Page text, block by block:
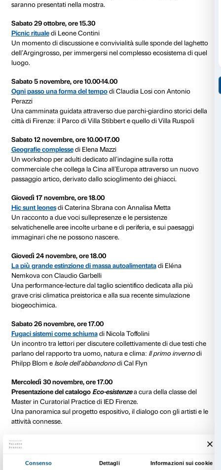
pubblicazione realizzata con Kunstverein
Il progetto vede, per il secondo anno, la
in Curatorial Practice di IED Firenze e la Fondazione
è coordinato da Daria Filardo (IED) e Martino
classe 2021/2022 del master (Carmen Ferreira De
Pia Galtieri, Veronica Gomez Puig, Elena Graglia,
Sara Labianca, Shana Maria Lewis, Yolimar
Anabella Salazar, Elena Sinagra, Wang Le).
Calendario
Giovedì 29 settembre, ore 15.00
Ripensando il paesaggio: scontro tra naturale e
Donati
Un workshop per adolescenti per osservare
luoghi di confine tra città e campagna. I risultati del
saranno presentati nella mostra.
Picnic ritualedi Leone Contini
Un momento di discussione e convivialità sulle
dell’Argingrosso, per immergersi nel complesso
luogo.
Sabato 5 novembre, ore 10.00-14.00
Ogni passo una forma del tempo di Claudia Losi
Perazzi
città di Firenze: il Parco di Villa Stibbert e quello di